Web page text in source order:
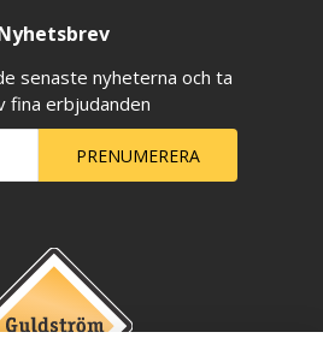
senaste nyheterna och ta
fina erbjudanden
PRENUMERERA